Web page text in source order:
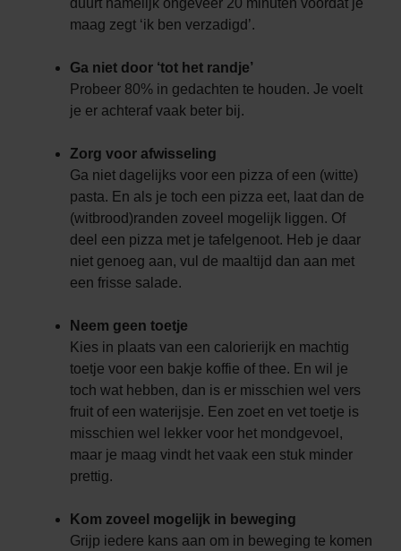
maag zegt ‘ik ben verzadigd’.
Ga niet door ‘tot het randje’
Probeer 80% in gedachten te houden. Je voelt
je er achteraf vaak beter bij.
Zorg voor afwisseling
Ga niet dagelijks voor een pizza of een (witte)
pasta. En als je toch een pizza eet, laat dan de
(witbrood)randen zoveel mogelijk liggen. Of
deel een pizza met je tafelgenoot. Heb je daar
niet genoeg aan, vul de maaltijd dan aan met
een frisse salade.
Neem geen toetje
Kies in plaats van een calorierijk en machtig
toetje voor een bakje koffie of thee. En wil je
toch wat hebben, dan is er misschien wel vers
fruit of een waterijsje. Een zoet en vet toetje is
misschien wel lekker voor het mondgevoel,
maar je maag vindt het vaak een stuk minder
prettig.
Kom zoveel mogelijk in beweging
Grijp iedere kans aan om in beweging te komen